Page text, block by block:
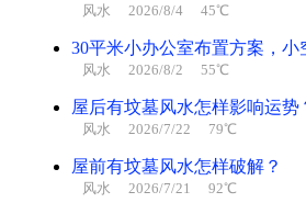
风水 2026/8/4 45℃
30平米小办公室布置方案，
风水 2026/8/2 55℃
屋后有坟墓风水怎样影响运势
风水 2026/7/22 79℃
屋前有坟墓风水怎样破解？
风水 2026/7/21 92℃